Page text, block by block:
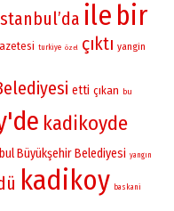
ile bir
turkiye özel çıktı yangin
etti çıkan bu
kadikoyde
Büyükşehir Belediyesi yangın
kadikoy baskani